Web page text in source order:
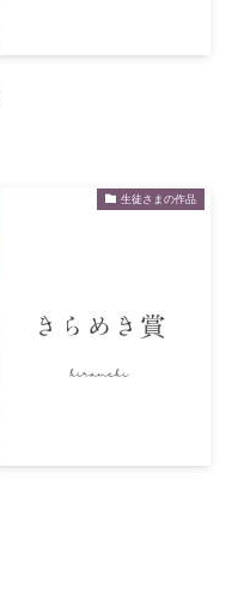
生徒さまの作品